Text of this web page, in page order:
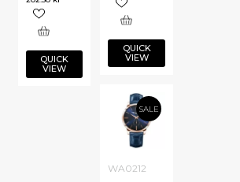
QUICK
VIEW
QUICK
VIEW
SALE
WA0212